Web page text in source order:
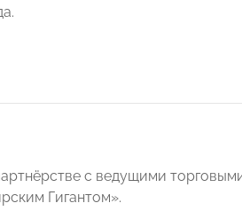
с ведущими
Гигантом».